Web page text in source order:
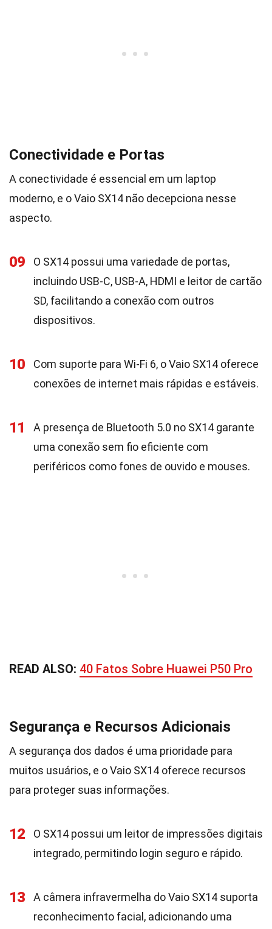
Conectividade e Portas
A conectividade é essencial em um laptop
moderno, e o Vaio SX14 não decepciona nesse
aspecto.
09
O SX14 possui uma variedade de portas,
incluindo USB-C, USB-A, HDMI e leitor de cartão
SD, facilitando a conexão com outros
dispositivos.
10
Com suporte para Wi-Fi 6, o Vaio SX14 oferece
conexões de internet mais rápidas e estáveis.
11
A presença de Bluetooth 5.0 no SX14 garante
uma conexão sem fio eficiente com
periféricos como fones de ouvido e mouses.
READ ALSO: 40 Fatos Sobre Huawei P50 Pro
Segurança e Recursos Adicionais
A segurança dos dados é uma prioridade para
muitos usuários, e o Vaio SX14 oferece recursos
para proteger suas informações.
12
O SX14 possui um leitor de impressões digitais
integrado, permitindo login seguro e rápido.
13
A câmera infravermelha do Vaio SX14 suporta
reconhecimento facial, adicionando uma